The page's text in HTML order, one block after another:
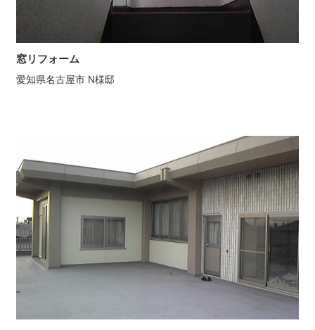
窓リフォーム
愛知県名古屋市 N様邸